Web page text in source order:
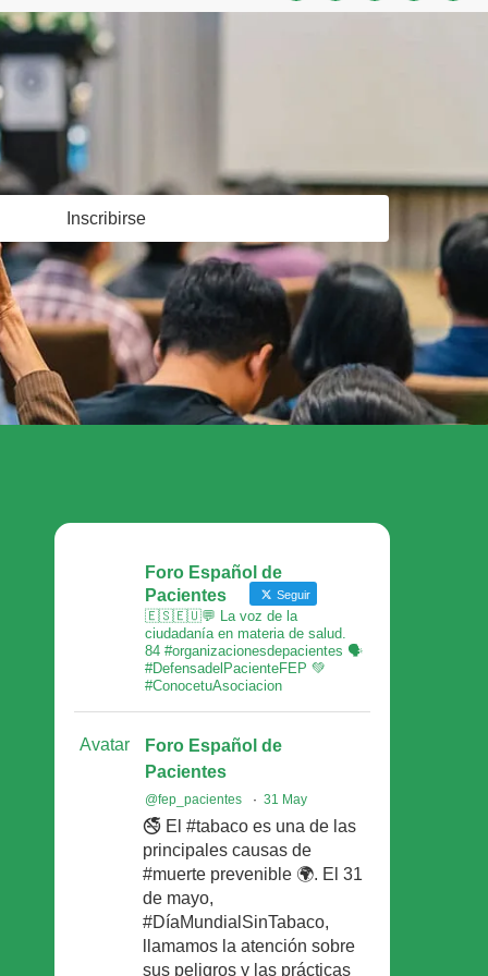
Inscribirse
Foro Español de
Pacientes
Seguir
🇪🇸🇪🇺💬 La voz de la
ciudadanía en materia de salud.
84 #organizacionesdepacientes 🗣
#DefensadelPacienteFEP 💚
#ConocetuAsociacion
Avatar
Foro Español de
Pacientes
@fep_pacientes · 31 May
🚭 El #tabaco es una de las
principales causas de
#muerte prevenible 🌍. El 31
de mayo,
#DíaMundialSinTabaco,
llamamos la atención sobre
sus peligros y las prácticas